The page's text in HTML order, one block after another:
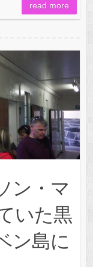
read more
ン・マ
いた黒
ン島に